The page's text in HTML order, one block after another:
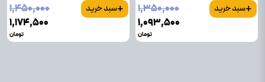
+سبد خرید
۱٬۳۵۰٬۰۰۰
۱٬۰۹۳٬۵۰۰
تومان
+سبد خرید
۱٬۴۵۰٬۰۰۰
۱٬۱۷۴٬۵۰۰
تومان